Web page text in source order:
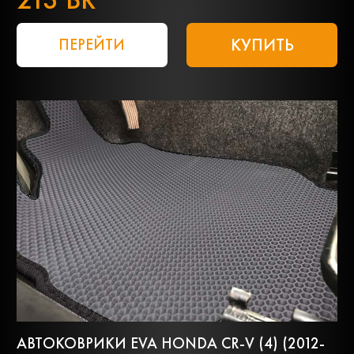
ПЕРЕЙТИ КУПИТЬ
АВТОКОВРИКИ EVA HONDA CR-V (4) (2012-